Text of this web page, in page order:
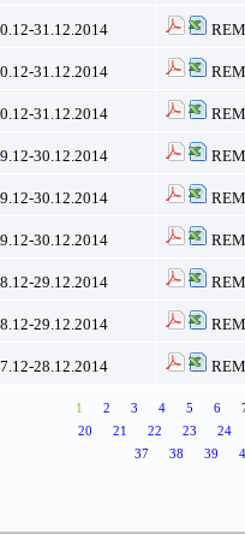
31.12.2014
31.12.2014
31.12.2014
30.12.2014
30.12.2014
30.12.2014
29.12.2014
29.12.2014
28.12.2014
1 2 3 4 5 6
20
21 22 23 24
37
38 39